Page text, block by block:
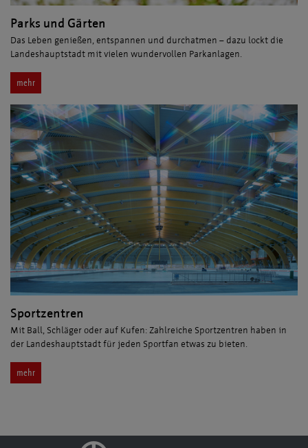
Parks und Gärten
Das Leben genießen, entspannen und durchatmen – dazu lockt die
Landeshauptstadt mit vielen wundervollen Parkanlagen.
mehr
Sportzentren
Mit Ball, Schläger oder auf Kufen: Zahlreiche Sportzentren haben in
der Landeshauptstadt für jeden Sportfan etwas zu bieten.
mehr